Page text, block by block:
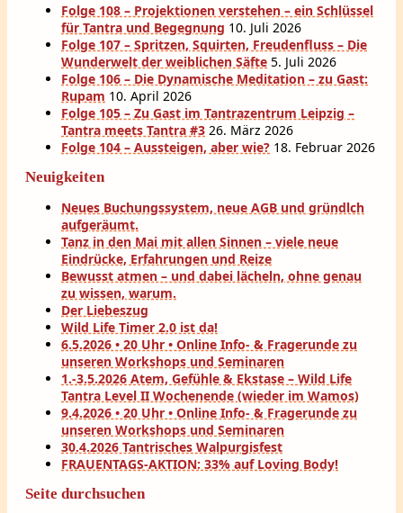
Folge 108 – Projektionen verstehen – ein Schlüssel
für Tantra und Begegnung 10. Juli 2026
Folge 107 – Spritzen, Squirten, Freudenfluss – Die
Wunderwelt der weiblichen Säfte 5. Juli 2026
Folge 106 – Die Dynamische Meditation – zu Gast:
Rupam 10. April 2026
Folge 105 – Zu Gast im Tantrazentrum Leipzig –
Tantra meets Tantra #3 26. März 2026
Folge 104 – Aussteigen, aber wie? 18. Februar 2026
Neuigkeiten
Neues Buchungssystem, neue AGB und gründlch
aufgeräumt.
Tanz in den Mai mit allen Sinnen – viele neue
Eindrücke, Erfahrungen und Reize
Bewusst atmen – und dabei lächeln, ohne genau
zu wissen, warum.
Der Liebeszug
Wild Life Timer 2.0 ist da!
6.5.2026 • 20 Uhr • Online Info- & Fragerunde zu
unseren Workshops und Seminaren
1.-3.5.2026 Atem, Gefühle & Ekstase – Wild Life
Tantra Level II Wochenende (wieder im Wamos)
9.4.2026 • 20 Uhr • Online Info- & Fragerunde zu
unseren Workshops und Seminaren
30.4.2026 Tantrisches Walpurgisfest
FRAUENTAGS-AKTION: 33% auf Loving Body!
Seite durchsuchen